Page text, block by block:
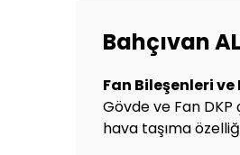
Bahçıvan
Fan Bileşenleri
Gövde ve Fan
hava taşıma